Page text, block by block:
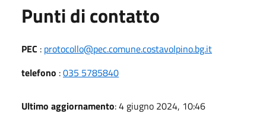
Punti di contatto
PEC : protocollo@pec.comune.costavolpino.bg.it
telefono :035 5785840
Ultimo aggiornamento: 4 giugno 2024, 10:46